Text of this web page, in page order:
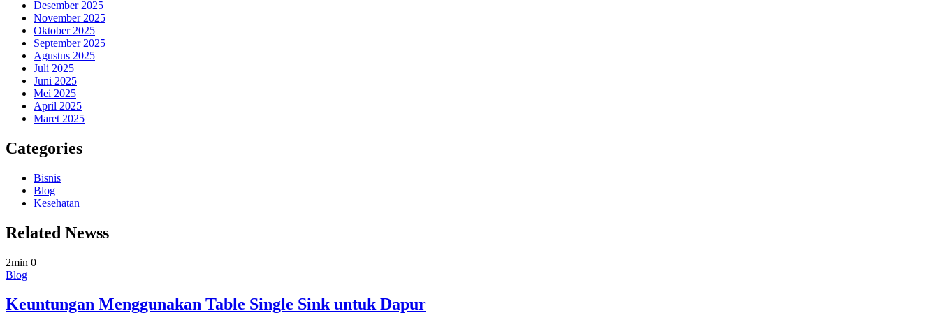
Desember 2025
November 2025
Oktober 2025
September 2025
Agustus 2025
Juli 2025
Juni 2025
Mei 2025
April 2025
Maret 2025
Categories
Bisnis
Blog
Kesehatan
Related Newss
2min 0
Blog
Keuntungan Menggunakan Table Single Sink untuk Dapur